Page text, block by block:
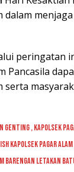
dalam
peringatan
Pancasila
serta
Genting , Kapolsek
Kapolsek Pagar
Barengan Letakan